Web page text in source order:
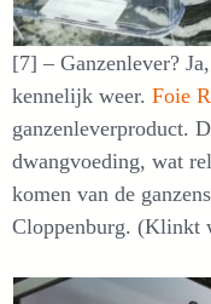
[7] – Ganzenlever?
kennelijk weer. Foie
ganzenleverproduct.
dwangvoeding, wat
komen van de
Cloppenburg. (Klinkt